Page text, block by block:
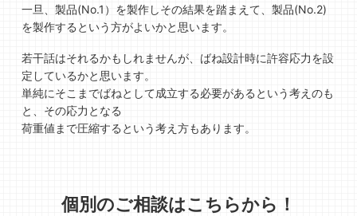
一旦、製品(No.1）を製作しその結果を踏まえて、製品(No.2)
を製作するという方がよいかと思います。
若干話はそれるかもしれませんが、ばね設計時に許容応力を設
定しているかと思います。
単純にそこまでばねとして成立する必要があるという考えのも
と、その応力となる
荷重値まで圧縮するという考え方もあります。
個別のご相談はこちらから！